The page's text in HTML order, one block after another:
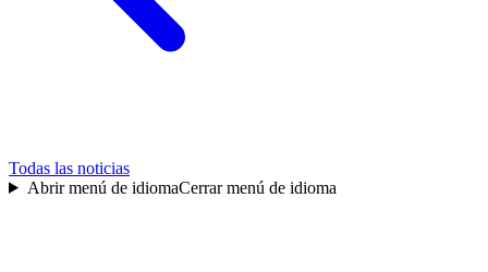
Todas las noticias
Abrir menú de idiomaCerrar menú de idioma